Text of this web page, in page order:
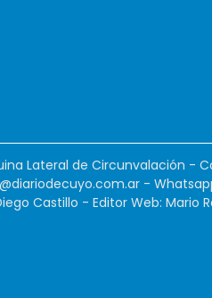
Lateral de Circunvalación -
-
Castillo - Editor Web: Mario